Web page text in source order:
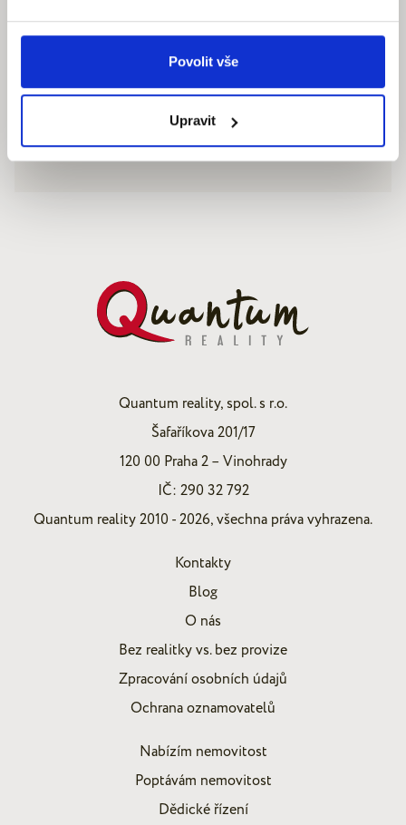
Povolit vše
Upravit
Quantum reality, spol. s r.o.
Šafaříkova 201/17
120 00 Praha 2 – Vinohrady
IČ: 290 32 792
Quantum reality 2010 - 2026, všechna práva vyhrazena.
Kontakty
Blog
O nás
Bez realitky vs. bez provize
Zpracování osobních údajů
Ochrana oznamovatelů
Nabízím nemovitost
Poptávám nemovitost
Dědické řízení